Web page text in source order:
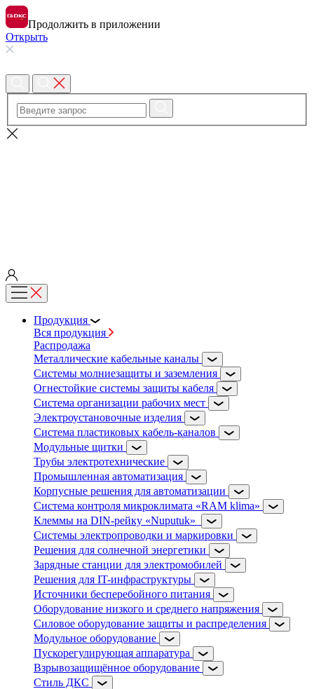
Продолжить в приложении
Открыть
Продукция
Вся продукция
Распродажа
Металлические кабельные каналы
Системы молниезащиты и заземления
Огнестойкие системы защиты кабеля
Система организации рабочих мест
Электроустановочные изделия
Система пластиковых кабель-каналов
Модульные щитки
Трубы электротехнические
Промышленная автоматизация
Корпусные решения для автоматизации
Система контроля микроклимата «RAM klima»
Клеммы на DIN-рейку «Nuputuk»
Системы электропроводки и маркировки
Решения для солнечной энергетики
Зарядные станции для электромобилей
Решения для IT-инфраструктуры
Источники бесперебойного питания
Оборудование низкого и среднего напряжения
Силовое оборудование защиты и распределения
Модульное оборудование
Пускорегулирующая аппаратура
Взрывозащищённое оборудование
Стиль ДКС